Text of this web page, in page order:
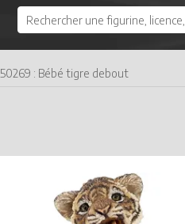
50269 : Bébé tigre debout